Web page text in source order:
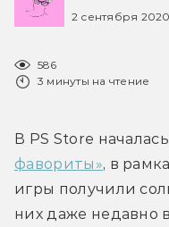
2 сентября 2020
586
3 минуты на чтение
В PS Store началась
фавориты», в
игры получили
них даже недавно